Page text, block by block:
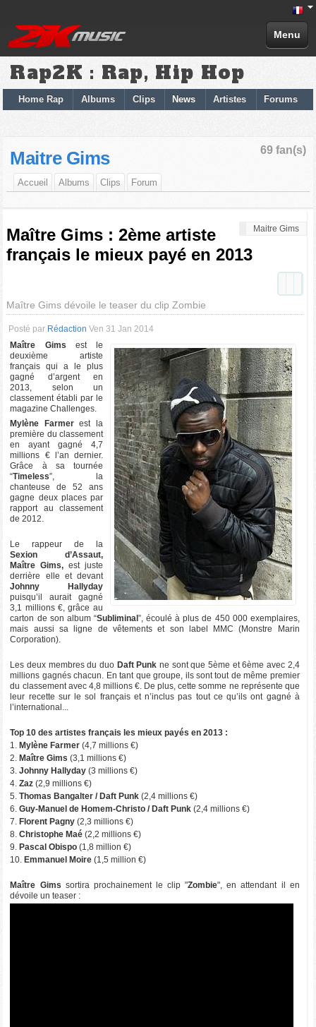
Menu
Rap2K : Rap, Hip Hop
Home Rap Albums Clips News Artistes Forums
69 fan(s)
Maitre Gims
Accueil Albums Clips Forum
Maitre Gims
Maître Gims : 2ème artiste
français le mieux payé en 2013
Maître Gims dévoile le teaser du clip Zombie
Posté par Rédaction Ven 31 Jan 2014
Maître Gims est le
deuxième artiste
français qui a le plus
gagné d’argent en
2013, selon un
classement établi par le
magazine Challenges.
Mylène Farmerest la
première du classement
en ayant gagné 4,7
millions € l’an dernier.
Grâce à sa tournée
“Timeless”, la
chanteuse de 52 ans
gagne deux places par
rapport au classement
de 2012.
Le rappeur de la
Sexion d’Assaut,
Maître Gims, est juste
derrière elle et devant
Johnny Hallyday
puisqu’il aurait gagné
3,1 millions €, grâce au
carton de son album “Subliminal ”, écoulé à plus de 450 000 exemplaires,
mais aussi sa ligne de vêtements et son label MMC (Monstre Marin
Corporation).
Les deux membres du duo Daft Punk ne sont que 5ème et 6ème avec 2,4
millions gagnés chacun. En tant que groupe, ils sont tout de même premier
du classement avec 4,8 millions €. De plus, cette somme ne représente que
leur recette sur le sol français et n’inclus pas tout ce qu’ils ont gagné à
l’international...
Top 10 des artistes français les mieux payés en 2013 :
1. Mylène Farmer (4,7 millions €)
2. Maître Gims (3,1 millions €)
3.Johnny Hallyday (3 millions €)
4.Zaz (2,9 millions €)
5.Thomas Bangalter / Daft Punk (2,4 millions €)
6.Guy-Manuel de Homem-Christo / Daft Punk (2,4 millions €)
7. Florent Pagny (2,3 millions €)
8.Christophe Maé (2,2 millions €)
9. Pascal Obispo (1,8 million €)
10. Emmanuel Moire (1,5 million €)
Maître Gims sortira prochainement le clip "Zombie", en attendant il en
dévoile un teaser :